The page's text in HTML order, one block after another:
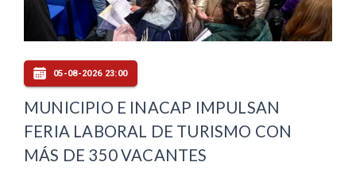
05-08-2026 23:00
MUNICIPIO E INACAP IMPULSAN
FERIA LABORAL DE TURISMO CON
MÁS DE 350 VACANTES